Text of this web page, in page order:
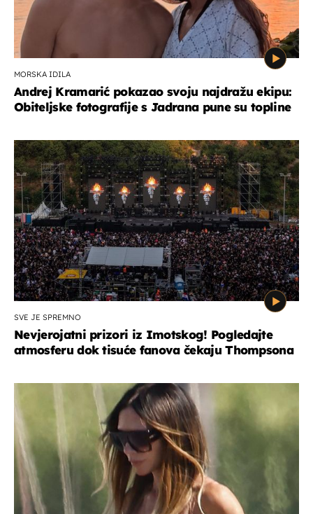
MORSKA IDILA
Andrej Kramarić pokazao svoju najdražu ekipu:
Obiteljske fotografije s Jadrana pune su topline
SVE JE SPREMNO
Nevjerojatni prizori iz Imotskog! Pogledajte
atmosferu dok tisuće fanova čekaju Thompsona